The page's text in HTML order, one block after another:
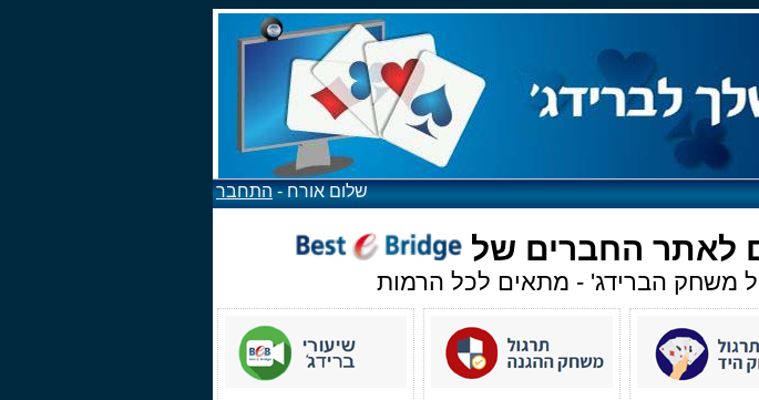
שלום אורח - התחבר
לאתר החברים של
משחק הברידג' - מתאים לכל הרמות